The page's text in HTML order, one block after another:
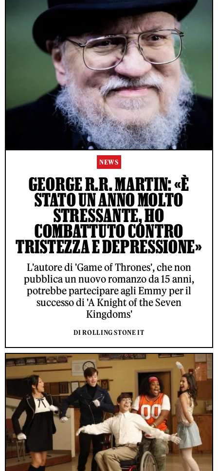
NEWS
GEORGE R.R. MARTIN: «È
STATO UN ANNO MOLTO
STRESSANTE, HO
COMBATTUTO CONTRO
TRISTEZZA E DEPRESSIONE»
L'autore di 'Game of Thrones', che non
pubblica un nuovo romanzo da 15 anni,
potrebbe partecipare agli Emmy per il
successo di 'A Knight of the Seven
Kingdoms'
DI ROLLING STONE IT